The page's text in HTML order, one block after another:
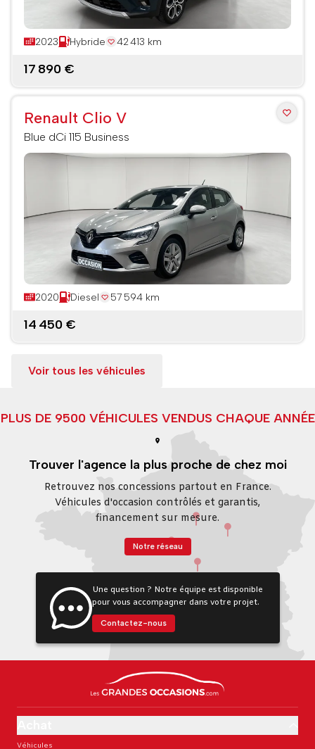
2023 Hybride 42 413 km
17 890 €
Renault Clio V
Blue dCi 115 Business
2020 Diesel 57 594 km
14 450 €
Voir tous les véhicules
PLUS DE 9500 VÉHICULES VENDUS CHAQUE ANNÉE
Trouver l'agence la plus proche de chez moi
Retrouvez nos concessions partout en France.
Véhicules d'occasion contrôlés et garantis,
financement sur mesure.
Notre réseau
Une question ? Notre équipe est disponible
pour vous accompagner dans votre projet.
Contactez-nous
Véhicules